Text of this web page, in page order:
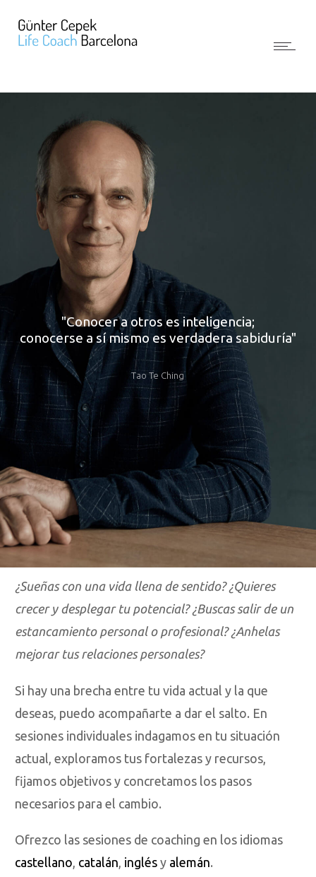
"Conocer a otros es inteligencia;
conocerse a sí mismo es verdadera sabiduría"
Tao Te Ching
¿Sueñas con una vida llena de sentido? ¿Quieres
crecer y desplegar tu potencial? ¿Buscas salir de un
estancamiento personal o profesional? ¿Anhelas
mejorar tus relaciones personales?
Si hay una brecha entre tu vida actual y la que
deseas, puedo acompañarte a dar el salto. En
sesiones individuales indagamos en tu situación
actual, exploramos tus fortalezas y recursos,
fijamos objetivos y concretamos los pasos
necesarios para el cambio.
Ofrezco las sesiones de coaching en los idiomas
castellano, catalán, inglés y alemán.